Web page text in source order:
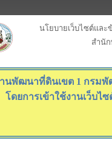
นโยบายเว็บไซต์แล
สำนั
นพัฒนาที่ดินเขต 1 กรมพั
โดยการเข้าใช้งานเว็บ